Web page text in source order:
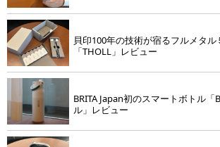
貝印100年の技術が宿るフルメタル
「THOLL」レビュー
BRITA Japan初のスマートボトル「
ル」レビュー